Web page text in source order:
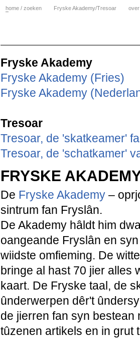
home / zoeken Fryske Akademy/Tresoar
Fryske Akademy
Fryske Akademy (Fries)
Fryske Akademy
Tresoar
Tresoar, de 'skatkeamer'
Tresoar, de 'schatkamer'
FRYSKE
De Fryske Akademy –
sintrum fan Fryslân.
De Akademy hâldt him
oangeande Fryslân en
wiidste omfieming. De
bringe al hast 70 jier alles
kaart. De Fryske taal, de
ûnderwerpen dêr't
de jierren fan syn
tûzenen artikels en in grut